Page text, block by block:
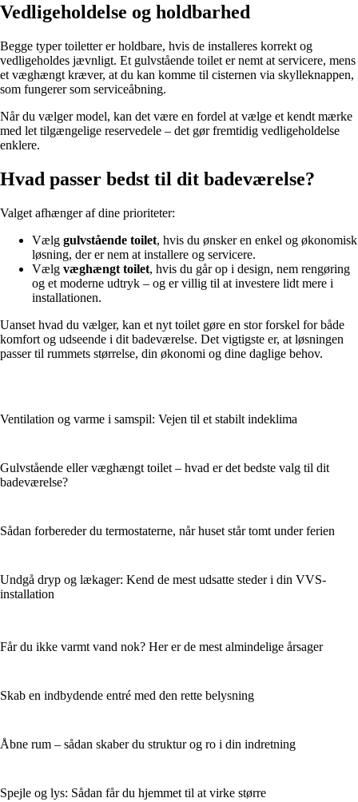
Vedligeholdelse og holdbarhed
Begge typer toiletter er holdbare, hvis de installeres korrekt og
vedligeholdes jævnligt. Et gulvstående toilet er nemt at servicere, mens
et væghængt kræver, at du kan komme til cisternen via skylleknappen,
som fungerer som serviceåbning.
Når du vælger model, kan det være en fordel at vælge et kendt mærke
med let tilgængelige reservedele – det gør fremtidig vedligeholdelse
enklere.
Hvad passer bedst til dit badeværelse?
Valget afhænger af dine prioriteter:
Vælg gulvstående toilet, hvis du ønsker en enkel og økonomisk
løsning, der er nem at installere og servicere.
Vælg væghængt toilet, hvis du går op i design, nem rengøring
og et moderne udtryk – og er villig til at investere lidt mere i
installationen.
Uanset hvad du vælger, kan et nyt toilet gøre en stor forskel for både
komfort og udseende i dit badeværelse. Det vigtigste er, at løsningen
passer til rummets størrelse, din økonomi og dine daglige behov.
Ventilation og varme i samspil: Vejen til et stabilt indeklima
Gulvstående eller væghængt toilet – hvad er det bedste valg til dit
badeværelse?
Sådan forbereder du termostaterne, når huset står tomt under ferien
Undgå dryp og lækager: Kend de mest udsatte steder i din VVS-
installation
Får du ikke varmt vand nok? Her er de mest almindelige årsager
Skab en indbydende entré med den rette belysning
Åbne rum – sådan skaber du struktur og ro i din indretning
Spejle og lys: Sådan får du hjemmet til at virke større